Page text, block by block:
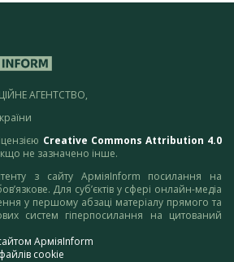
АГЕНТСТВО,
Creative Commons Attribution 4.0
не зазначено інше.
з сайту АрміяInform посилання на
Для суб’єктів у сфері онлайн-медіа
у першому абзаці матеріалу прямого та
систем гіперпосилання на цитований
АрміяInform
cookie